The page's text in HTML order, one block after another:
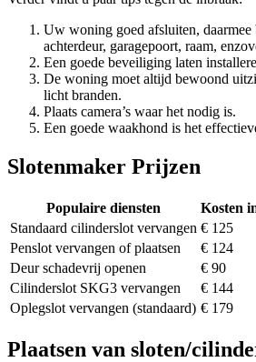
Uw woning goed afsluiten,
achterdeur, garagepoort, raam,
Een goede beveiliging laten
De woning moet altijd bewoond
licht branden.
Plaats camera’s waar het nodig is.
Een goede waakhond is het
Slotenmaker Prijzen
Populaire diensten
Kosten
Standaard cilinderslot vervangen € 125
Penslot vervangen of plaatsen
€ 124
Deur schadevrij openen
€ 90
Cilinderslot SKG3 vervangen
€ 144
Oplegslot vervangen (standaard) € 179
Plaatsen van sloten/